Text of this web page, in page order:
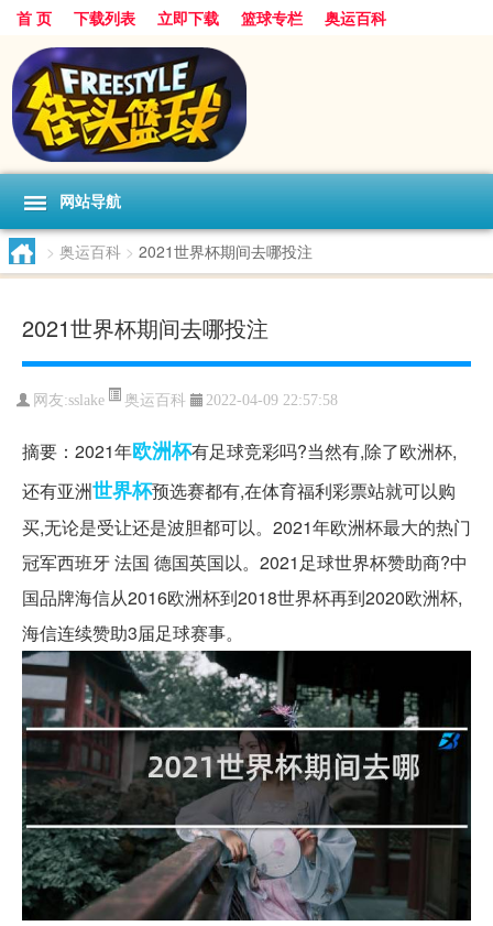
首 页 下载列表 立即下载 篮球专栏 奥运百科
网站导航
> 奥运百科 > 2021世界杯期间去哪投注
2021世界杯期间去哪投注
网友:sslake 奥运百科 2022-04-09 22:57:58
摘要：2021年欧洲杯有足球竞彩吗?当然有,除了欧洲杯,
还有亚洲世界杯预选赛都有,在体育福利彩票站就可以购
买,无论是受让还是波胆都可以。2021年欧洲杯最大的热门
冠军西班牙 法国 德国英国以。2021足球世界杯赞助商?中
国品牌海信从2016欧洲杯到2018世界杯再到2020欧洲杯,
海信连续赞助3届足球赛事。